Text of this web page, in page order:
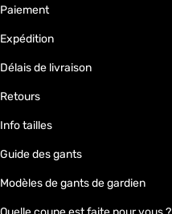
Paiement
Expédition
Délais de livraison
Retours
Info tailles
Guide des gants
Modèles de gants de gardien